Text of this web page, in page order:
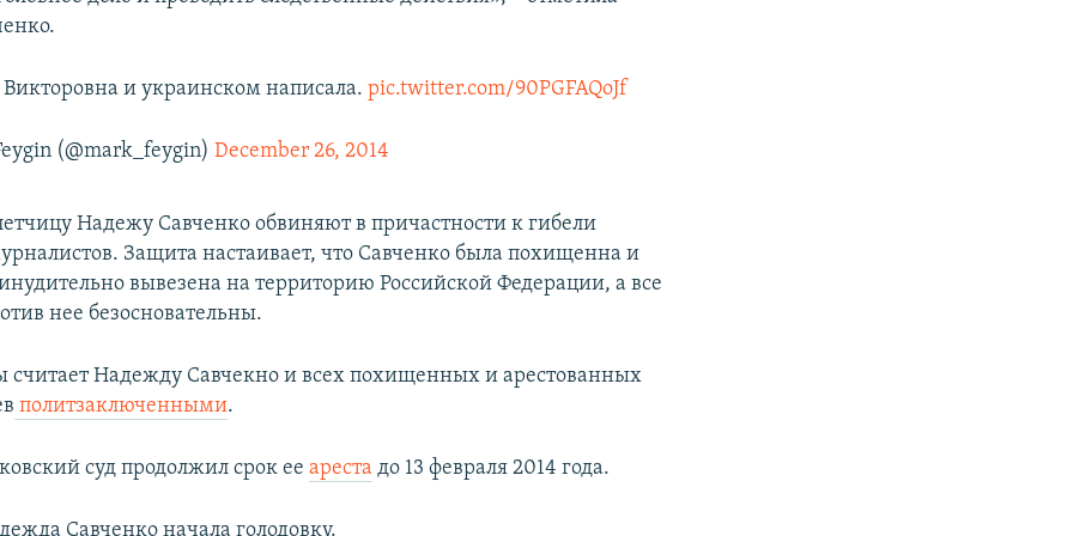
и украинском написала. pic.twitter.com/90PGFAQoJf
(@mark_feygin) December 26, 2014
Надежу Савченко обвиняют в причастности к гибели
Защита настаивает, что Савченко была похищенна и
вывезена на территорию Российской Федерации, а все
нее безосновательны.
Надежду Савчекно и всех похищенных и арестованных
политзаключенными.
суд продолжил срок ееареста до 13 февраля 2014 года.
Савченко начала голодовку.